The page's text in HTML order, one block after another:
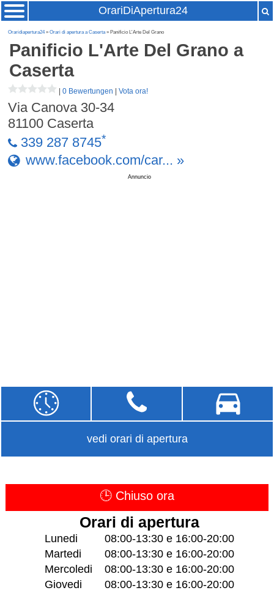
OrariDiApertura24
Oraridiapertura24»Orari di apertura a Caserta» Panificio L'Arte Del Grano
Panificio L'Arte Del Grano a
Caserta
|0 Bewertungen |Vota ora!
Via Canova 30-34
81100 Caserta
339 287 8745*
www.facebook.com/car... »
Annuncio
vedi orari di apertura
🕒 Chiuso ora
Orari di apertura
Lunedi
08:00-13:30 e 16:00-20:00
Martedi
08:00-13:30 e 16:00-20:00
Mercoledi
08:00-13:30 e 16:00-20:00
Giovedi
08:00-13:30 e 16:00-20:00